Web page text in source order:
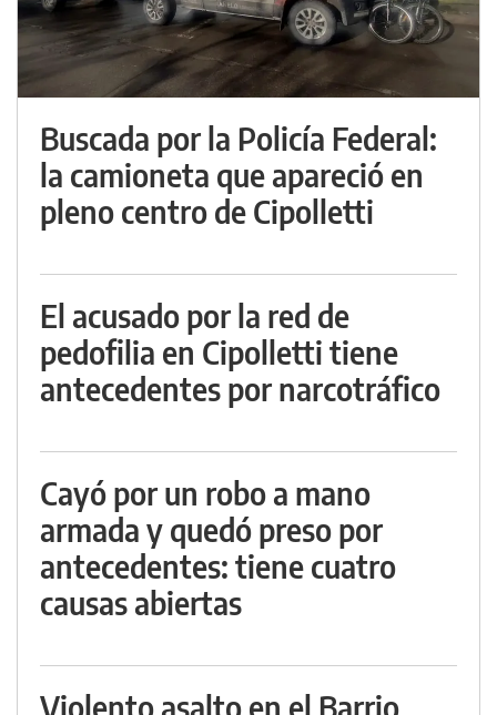
Buscada por la Policía Federal:
la camioneta que apareció en
pleno centro de Cipolletti
El acusado por la red de
pedofilia en Cipolletti tiene
antecedentes por narcotráfico
Cayó por un robo a mano
armada y quedó preso por
antecedentes: tiene cuatro
causas abiertas
Violento asalto en el Barrio